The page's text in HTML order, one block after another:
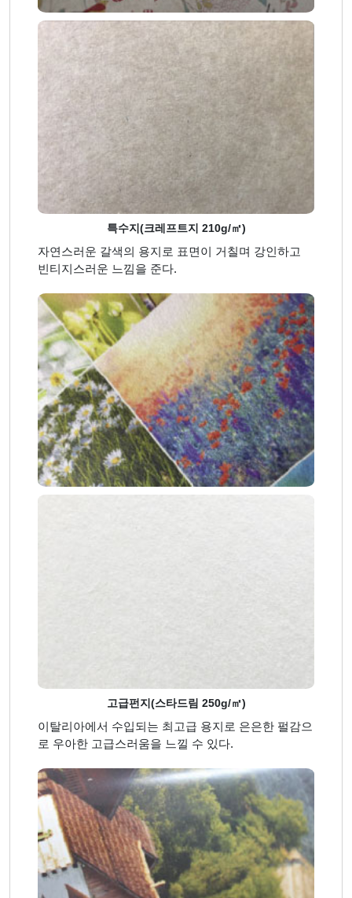
특수지(크레프트지 210g/㎡)
자연스러운 갈색의 용지로 표면이 거칠며 강인하고
빈티지스러운 느낌을 준다.
고급펀지(스타드림 250g/㎡)
이탈리아에서 수입되는 최고급 용지로 은은한 펄감으
로 우아한 고급스러움을 느낄 수 있다.